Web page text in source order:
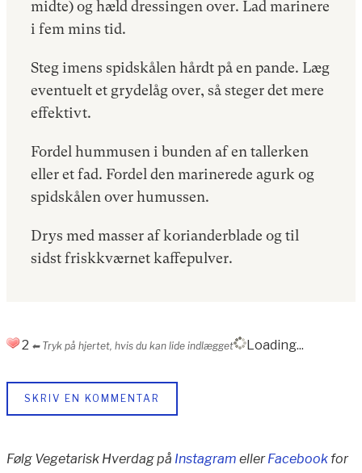
midte) og hæld dressingen over. Lad marinere
i fem mins tid.
Steg imens spidskålen hårdt på en pande. Læg
eventuelt et grydelåg over, så steger det mere
effektivt.
Fordel hummusen i bunden af en tallerken
eller et fad. Fordel den marinerede agurk og
spidskålen over humussen.
Drys med masser af korianderblade og til
sidst friskkværnet kaffepulver.
2 ⬅︎ Tryk på hjertet, hvis du kan lide indlægget Loading...
SKRIV EN KOMMENTAR
Følg Vegetarisk Hverdag på Instagram ellerFacebook for